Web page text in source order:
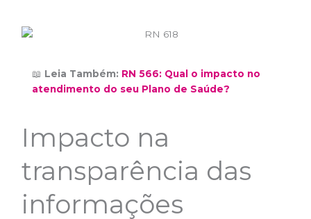
📖 Leia Também: RN 566: Qual o impacto no
atendimento do seu Plano de Saúde?
Impacto na
transparência das
informações